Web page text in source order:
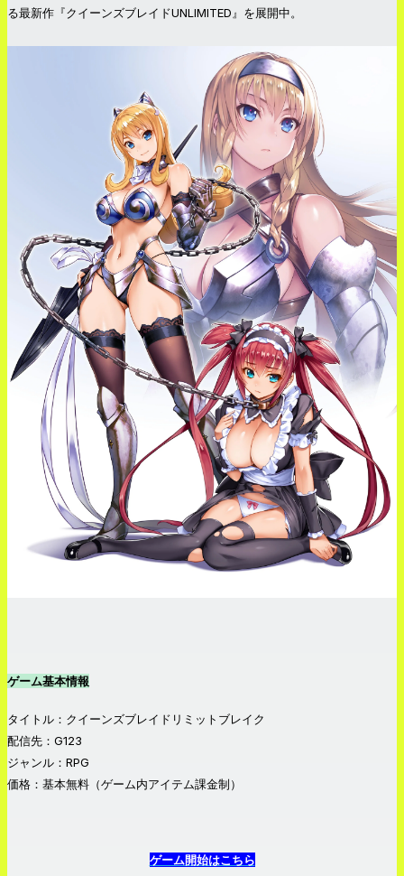
る最新作『クイーンズブレイドUNLIMITED』を展開中。
ゲーム基本情報
タイトル：クイーンズブレイドリミットブレイク
配信先：G123
ジャンル：RPG
価格：基本無料（ゲーム内アイテム課金制）
ゲーム開始はこちら